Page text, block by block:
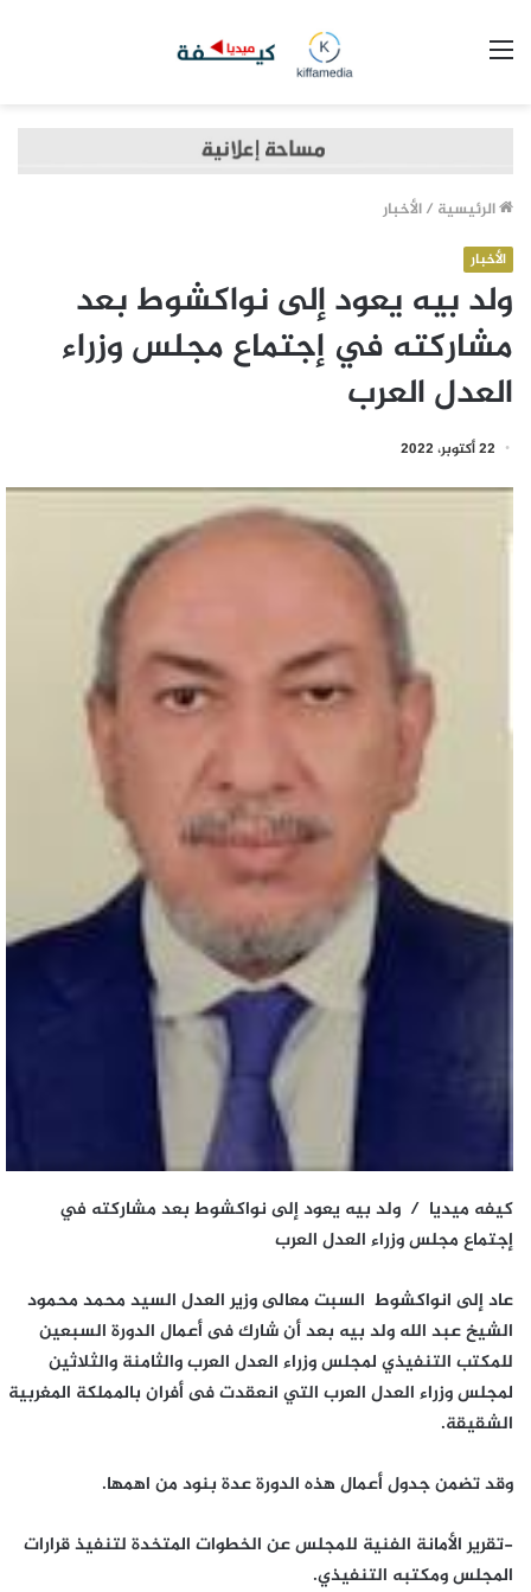
الرئيسية /الأخبار
الأخبار
ولد بيه يعود إلى نواكشوط بعد
مشاركته في إجتماع مجلس وزراء
العدل العرب
22 أكتوبر، 2022
كيفه ميديا / ولد بيه يعود إلى نواكشوط بعد مشاركته في
إجتماع مجلس وزراء العدل العرب
عاد إلى انواكشوط السبت معالى وزير العدل السيد محمد محمود
الشيخ عبد الله ولد بيه بعد أن شارك فى أعمال الدورة السبعين
للمكتب التنفيذي لمجلس وزراء العدل العرب والثامنة والثلاثين
لمجلس وزراء العدل العرب التي انعقدت فى أفران بالمملكة المغربية
الشقيقة.
وقد تضمن جدول أعمال هذه الدورة عدة بنود من اهمها.
-تقرير الأمانة الفنية للمجلس عن الخطوات المتخدة لتنفيذ قرارات
المجلس ومكتبه التنفيذي.